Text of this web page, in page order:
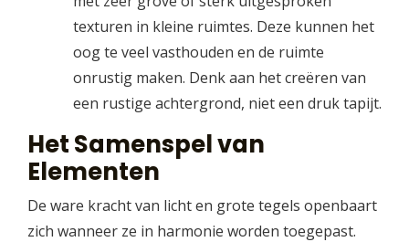
texturen in kleine ruimtes. Deze kunnen het
oog te veel vasthouden en de ruimte
onrustig maken. Denk aan het creëren van
een rustige achtergrond, niet een druk tapijt.
Het Samenspel van
Elementen
De ware kracht van licht en grote tegels openbaart
zich wanneer ze in harmonie worden toegepast.